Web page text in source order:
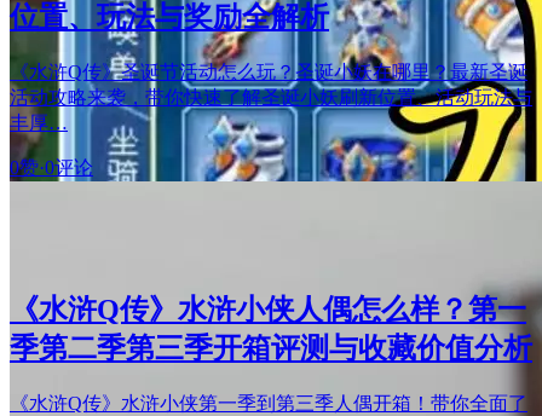
位置、玩法与奖励全解析
《水浒Q传》圣诞节活动怎么玩？圣诞小妖在哪里？最新圣诞
活动攻略来袭，带你快速了解圣诞小妖刷新位置、活动玩法与
丰厚…
0赞·0评论
《水浒Q传》水浒小侠人偶怎么样？第一
季第二季第三季开箱评测与收藏价值分析
《水浒Q传》水浒小侠第一季到第三季人偶开箱！带你全面了